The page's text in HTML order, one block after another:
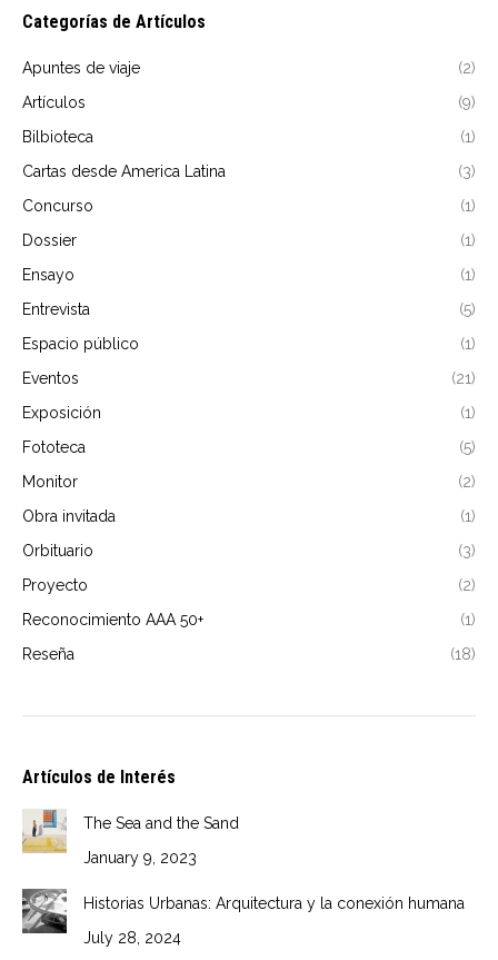
Categorías de Artículos
Apuntes de viaje
(2)
Artículos
(9)
Bilbioteca
(1)
Cartas desde America Latina
(3)
Concurso
(1)
Dossier
(1)
Ensayo
(1)
Entrevista
(5)
Espacio público
(1)
Eventos
(21)
Exposición
(1)
Fototeca
(5)
Monitor
(2)
Obra invitada
(1)
Orbituario
(3)
Proyecto
(2)
Reconocimiento AAA 50+
(1)
Reseña
(18)
Artículos de Interés
The Sea and the Sand
January 9, 2023
Historias Urbanas: Arquitectura y la conexión humana
July 28, 2024